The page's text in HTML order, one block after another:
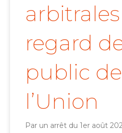
regard
public de
l’Union
Par un arrêt du 1er août